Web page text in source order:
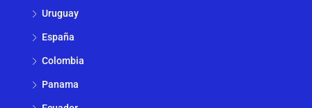
Uruguay
España
Colombia
Panama